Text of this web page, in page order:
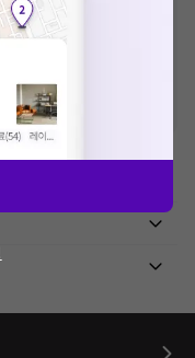
과 상이할 수 있으니, 정확
되어 있는 급여 진료 기준 가
어, 병원마다 금액이 다르게